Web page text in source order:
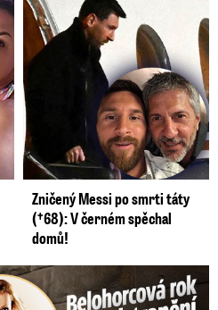
Zničený Messi po smrti táty
(†68): V černém spěchal
domů!
implantátů: Konečně sama sebou